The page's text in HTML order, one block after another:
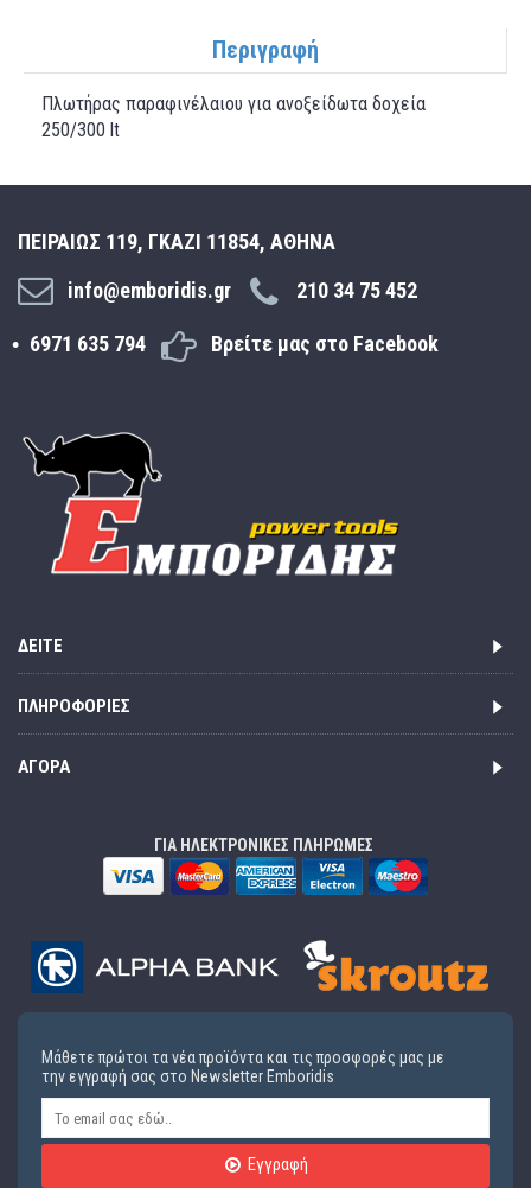
Περιγραφή
Πλωτήρας παραφινέλαιου για ανοξείδωτα δοχεία
250/300 lt
ΠΕΙΡΑΙΩΣ 119, ΓΚΑΖΙ 11854, ΑΘΗΝΑ
info@emboridis.gr
210 34 75 452
6971 635 794 Βρείτε μας στο Facebook
ΔΕΊΤΕ
ΠΛΗΡΟΦΟΡΊΕΣ
ΑΓΟΡΆ
ΓΙΑ ΗΛΕΚΤΡΟΝΙΚΕΣ ΠΛΗΡΩΜΕΣ
Μάθετε πρώτοι τα νέα προϊόντα και τις προσφορές μας με
την εγγραφή σας στο Newsletter Emboridis
Εγγραφή